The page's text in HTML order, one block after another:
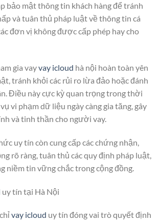
bảo mật thông tin khách hàng để tránh
và tuân thủ pháp luật về thông tin cá
đơn vị không được cấp phép hay cho
gia vayvay icloud hà nội hoàn toàn yên
tránh khỏi các rủi ro lừa đảo hoặc đánh
Điều này cực kỳ quan trọng trong thời
vi phạm dữ liệu ngày càng gia tăng, gây
và tinh thần cho người vay.
uy tín còn cung cấp các chứng nhận,
rõ ràng, tuân thủ các quy định pháp luật,
niềm tin vững chắc trong cộng đồng.
uy tín tại Hà Nội
vay icloud uy tín đóng vai trò quyết định